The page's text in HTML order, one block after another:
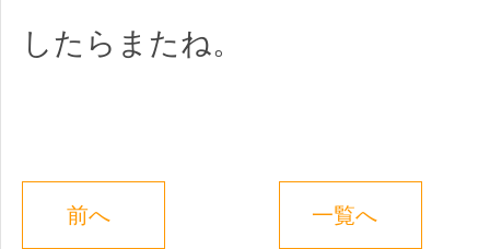
したらまたね。
前へ 一覧へ